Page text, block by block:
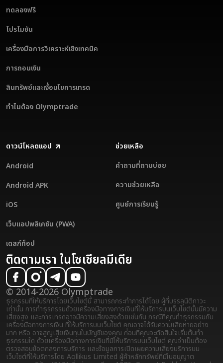
ทดลองฟรี
โปรโมชัน
เครื่องมือการวิเคราะห์เชิงเทคนิค
การถอนเงิน
สินทรัพย์และเงื่อนไขการเทรด
ทำไมต้อง Olymptrade
ดาวน์โหลดแอป
Android
Android APK
iOS
เว็บแอปพลิเคชัน (PWA)
เดสก์ท็อป
ช่วยเหลือ
คำถามที่ถามบ่อย
ความช่วยเหลือ
ศูนย์การเรียนรู้
ติดตามเรา ในโซเชียลมีเดีย
© 2014-2026 Olymptrade
ธุรกรรมที่ให้บริการโดยเว็บไซต์นี้ สามารถกระทำการได้โดย ผู้ที่บรรลุนิติภาวะ
เท่านั้น การทำธุรกรรมด้วยเครื่องมือทางการเงินที่ให้บริการบนเว็บไซต์นั้นมีความ
เสี่ยงสูง และการเทรดอาจมีความเสี่ยงสูงด้วยเช่นกัน กรณีที่คุณทำธุรกรรมกับ
เครื่องมือทางการเงิน ที่ให้บริการบนเว็บไซต์ คุณอาจได้รับความเสียหายอย่าง
มาก หรือ อาจสูญเสียเงินทุนในบัญชีของคุณ ก่อนที่คุณจะตัดสินใจเริ่มต้นทำ
ธุรกรรมใด ด้วยเครื่องมือทางการเงินที่มีให้บริการบนเว็บไซต์ คุณจำเป็นต้อง
ตรวจสอบข้อตกลงการบริการ และข้อมูลการเปิดเผยความเสี่ยงบริการบน
เว็บไซต์ที่ให้บริการโดย Aollikus Limited ผู้ค้าหลักทรัพย์ที่มีใบอนุญาต